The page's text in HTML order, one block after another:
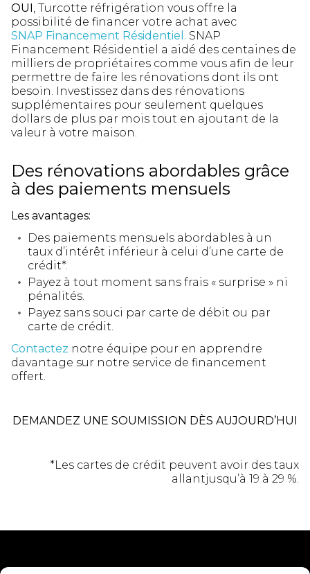
OUI, Turcotte réfrigération vous offre la
possibilité de financer votre achat avec
SNAP Financement Résidentiel. SNAP
Financement Résidentiel a aidé des centaines de
milliers de propriétaires comme vous afin de leur
permettre de faire les rénovations dont ils ont
besoin. Investissez dans des rénovations
supplémentaires pour seulement quelques
dollars de plus par mois tout en ajoutant de la
valeur à votre maison.
Des rénovations abordables grâce
à des paiements mensuels
Les avantages:
Des paiements mensuels abordables à un
taux d’intérêt inférieur à celui d’une carte de
crédit*.
Payez à tout moment sans frais « surprise » ni
pénalités.
Payez sans souci par carte de débit ou par
carte de crédit.
Contactez notre équipe pour en apprendre
davantage sur notre service de financement
offert.
DEMANDEZ UNE SOUMISSION DÈS AUJOURD’HUI
*Les cartes de crédit peuvent avoir des taux
allantjusqu’à 19 à 29 %.